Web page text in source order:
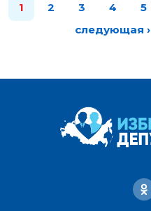
1 2 3 4 5
следующая ›